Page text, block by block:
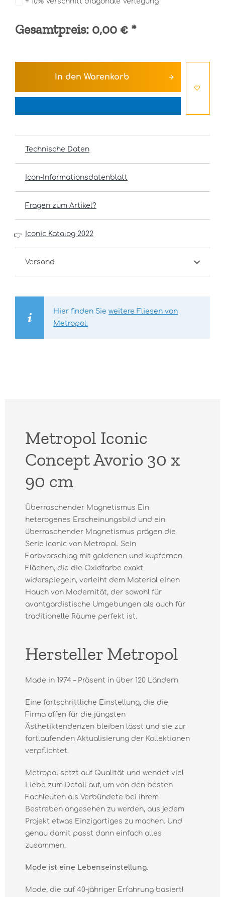
Gesamtpreis: 0,00 € *
In den Warenkorb
Technische Daten
Icon-Informationsdatenblatt
Fragen zum Artikel?
👉 Iconic Katalog 2022
Versand
Hier finden Sieweitere Fliesen von
Metropol.
Metropol Iconic
Concept Avorio 30 x
90 cm
Überraschender Magnetismus Ein
heterogenes Erscheinungsbild und ein
überraschender Magnetismus prägen die
Serie Iconic von Metropol. Sein
Farbvorschlag mit goldenen und kupfernen
Flächen, die die Oxidfarbe exakt
widerspiegeln, verleiht dem Material einen
Hauch von Modernität, der sowohl für
avantgardistische Umgebungen als auch für
traditionelle Räume perfekt ist.
Hersteller Metropol
Made in 1974 – Präsent in über 120 Ländern
Eine fortschrittliche Einstellung, die die
Firma offen für die jüngsten
Ästhetiktendenzen bleiben lässt und sie zur
fortlaufenden Aktualisierung der Kollektionen
verpflichtet.
Metropol setzt auf Qualität und wendet viel
Liebe zum Detail auf, um von den besten
Fachleuten als Verbündete bei ihrem
Bestreben angesehen zu werden, aus jedem
Projekt etwas Einzigartiges zu machen. Und
genau damit passt dann einfach alles
zusammen.
Mode ist eine Lebenseinstellung.
Mode, die auf 40-jähriger Erfahrung basiert!